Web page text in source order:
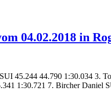
04.02.2018 in
45.244 44.790 1:30.034 3.
1:30.721 7. Bircher